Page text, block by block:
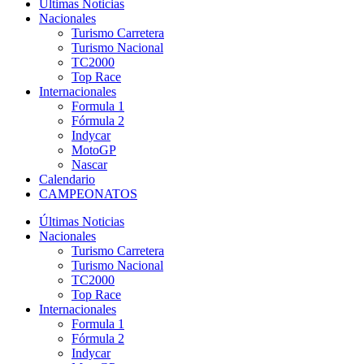
Últimas Noticias
Nacionales
Turismo Carretera
Turismo Nacional
TC2000
Top Race
Internacionales
Formula 1
Fórmula 2
Indycar
MotoGP
Nascar
Calendario
CAMPEONATOS
Últimas Noticias
Nacionales
Turismo Carretera
Turismo Nacional
TC2000
Top Race
Internacionales
Formula 1
Fórmula 2
Indycar